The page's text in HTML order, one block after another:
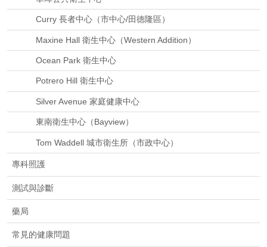
Curry 長者中心（市中心/田德隆區）
Maxine Hall 衛生中心（Western Addition）
Ocean Park 衛生中心
Potrero Hill 衛生中心
Silver Avenue 家庭健康中心
東南衛生中心（Bayview）
Tom Waddell 城市衛生所（市政中心）
專科照護
測試與診斷
藥局
常見的健康問題